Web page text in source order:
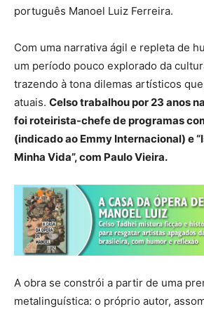
português Manoel Luiz Ferreira.
Com uma narrativa ágil e repleta de
um período pouco explorado da
trazendo à tona dilemas artísticos
atuais. Celso trabalhou por 23 anos
foi roteirista-chefe de programas
(indicado ao Emmy Internacional) e “
Minha Vida”, com Paulo Vieira.
A obra se constrói a partir de uma
metalinguística: o próprio autor,